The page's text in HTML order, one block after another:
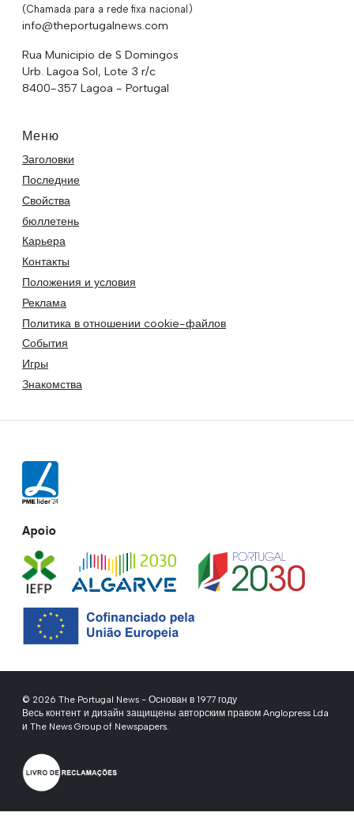
(Chamada para a rede fixa nacional)
info@theportugalnews.com
Rua Municipio de S Domingos
Urb. Lagoa Sol, Lote 3 r/c
8400-357 Lagoa - Portugal
Меню
Заголовки
Последние
Свойства
бюллетень
Карьера
Контакты
Положения и условия
Реклама
Политика в отношении cookie-файлов
События
Игры
Знакомства
Apoio
© 2026 The Portugal News - Основан в 1977 году
Весь контент и дизайн защищены авторским правом Anglopress Lda
и The News Group of Newspapers.